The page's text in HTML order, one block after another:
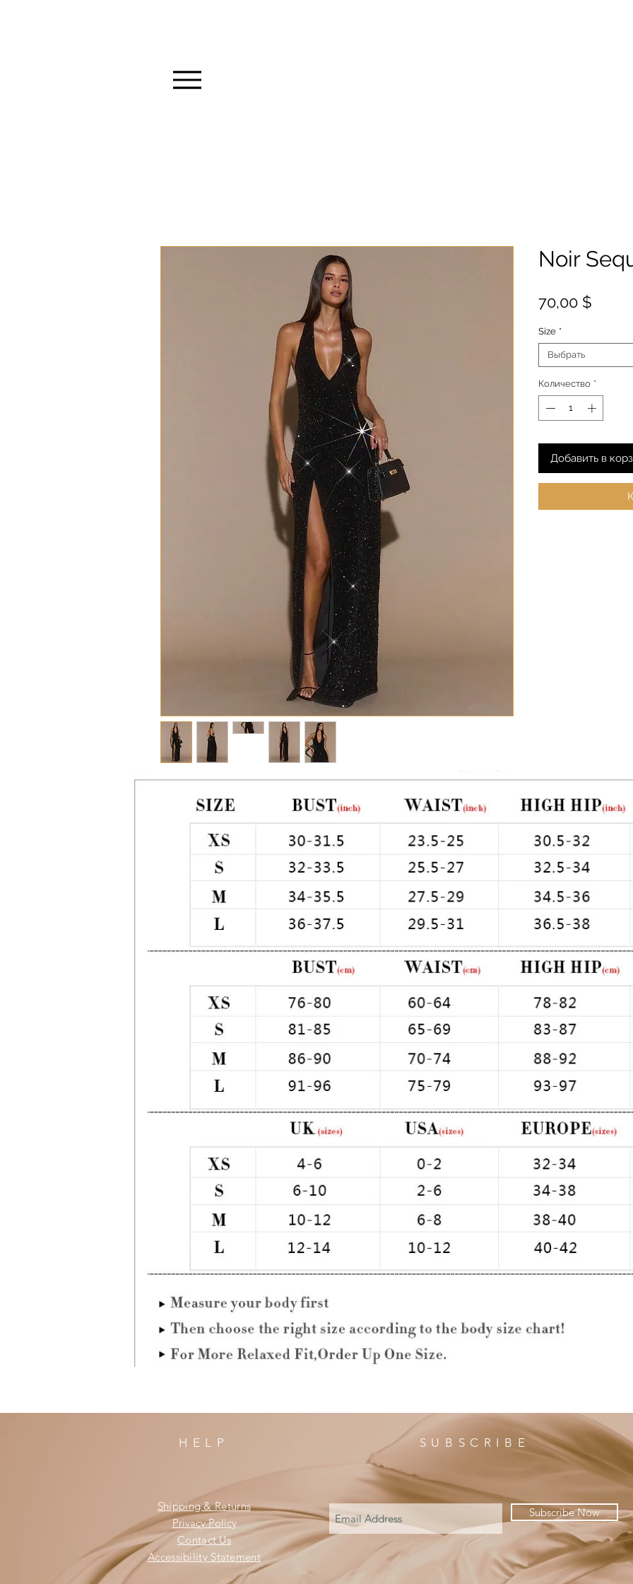
Noir
70,00 $
Size *
Выбрать
Количество *
Добавить в
HELP
Shipping & Returns
Privacy Policy
Contact Us
Accessibility Statement
SUBSCRIBE
Subscribe Now